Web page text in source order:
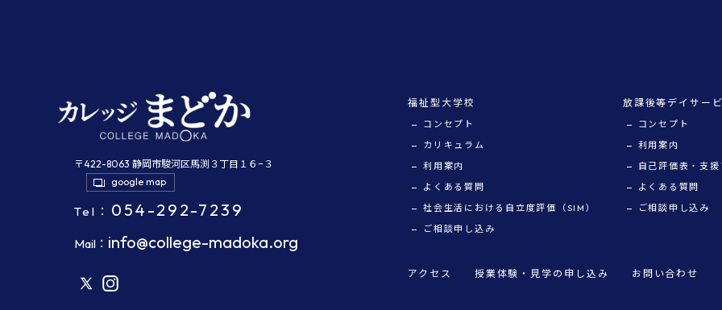
〒422-8063 静岡市駿河区馬渕３丁目１６−３
google map
Tel： 054-292-7239
Mail： info@college-madoka.org
福祉型大学校
コンセプト
カリキュラム
利用案内
よくある質問
社会生活における自立度評価（SIM）
ご相談申し込み
放課後等デイサー
コンセプト
利用案内
自己評価表・支
よくある質問
ご相談申し込み
アクセス 授業体験・見学の申し込み お問い合わせ